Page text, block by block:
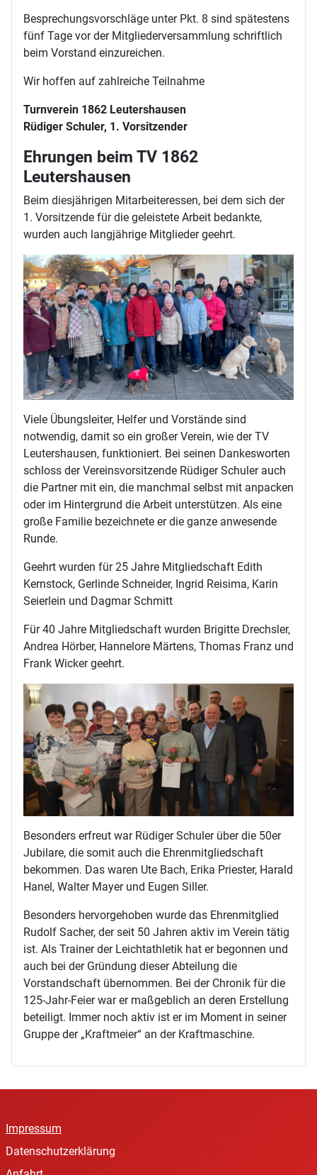
Besprechungsvorschläge unter Pkt. 8 sind spätestens
fünf Tage vor der Mitgliederversammlung schriftlich
beim Vorstand einzureichen.
Wir hoffen auf zahlreiche Teilnahme
Turnverein 1862 Leutershausen
Rüdiger Schuler, 1. Vorsitzender
Ehrungen beim TV 1862
Leutershausen
Beim diesjährigen Mitarbeiteressen, bei dem sich der
1. Vorsitzende für die geleistete Arbeit bedankte,
wurden auch langjährige Mitglieder geehrt.
Viele Übungsleiter, Helfer und Vorstände sind
notwendig, damit so ein großer Verein, wie der TV
Leutershausen, funktioniert. Bei seinen Dankesworten
schloss der Vereinsvorsitzende Rüdiger Schuler auch
die Partner mit ein, die manchmal selbst mit anpacken
oder im Hintergrund die Arbeit unterstützen. Als eine
große Familie bezeichnete er die ganze anwesende
Runde.
Geehrt wurden für 25 Jahre Mitgliedschaft Edith
Kernstock, Gerlinde Schneider, Ingrid Reisima, Karin
Seierlein und Dagmar Schmitt
Für 40 Jahre Mitgliedschaft wurden Brigitte Drechsler,
Andrea Hörber, Hannelore Märtens, Thomas Franz und
Frank Wicker geehrt.
Besonders erfreut war Rüdiger Schuler über die 50er
Jubilare, die somit auch die Ehrenmitgliedschaft
bekommen. Das waren Ute Bach, Erika Priester, Harald
Hanel, Walter Mayer und Eugen Siller.
Besonders hervorgehoben wurde das Ehrenmitglied
Rudolf Sacher, der seit 50 Jahren aktiv im Verein tätig
ist. Als Trainer der Leichtathletik hat er begonnen und
auch bei der Gründung dieser Abteilung die
Vorstandschaft übernommen. Bei der Chronik für die
125-Jahr-Feier war er maßgeblich an deren Erstellung
beteiligt. Immer noch aktiv ist er im Moment in seiner
Gruppe der „Kraftmeier“ an der Kraftmaschine.
Impressum
Datenschutzerklärung